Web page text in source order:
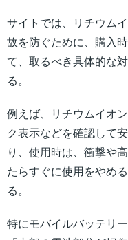
サイトでは、リチウム
故を防ぐために、購入
て、取るべき具体的な
る。
例えば、リチウムイオ
ク表示などを確認して
り、使用時は、衝撃や
たらすぐに使用をやめ
る。
特にモバイルバッテリ